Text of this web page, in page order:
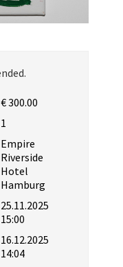
€ 300.00
1
Empire
Riverside
Hotel
Hamburg
25.11.2025
15:00
16.12.2025
14:04